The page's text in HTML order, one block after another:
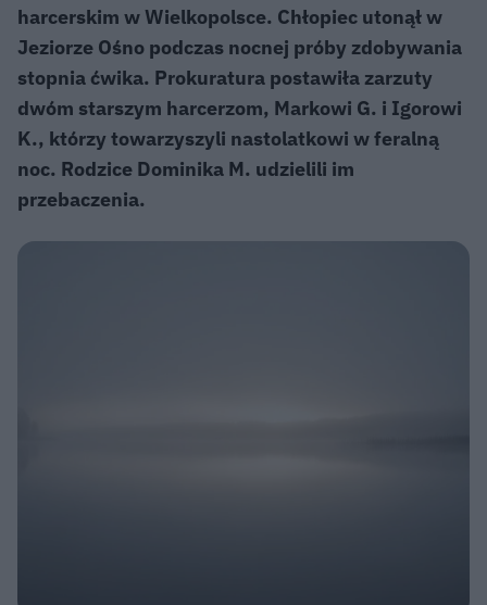
harcerskim w Wielkopolsce. Chłopiec utonął w
Jeziorze Ośno podczas nocnej próby zdobywania
stopnia ćwika. Prokuratura postawiła zarzuty
dwóm starszym harcerzom, Markowi G. i Igorowi
K., którzy towarzyszyli nastolatkowi w feralną
noc. Rodzice Dominika M. udzielili im
przebaczenia.